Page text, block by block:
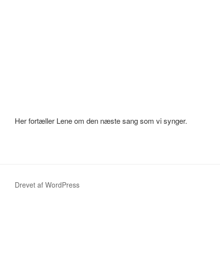
Her fortæller Lene om den næste sang som vi synger.
Drevet af WordPress